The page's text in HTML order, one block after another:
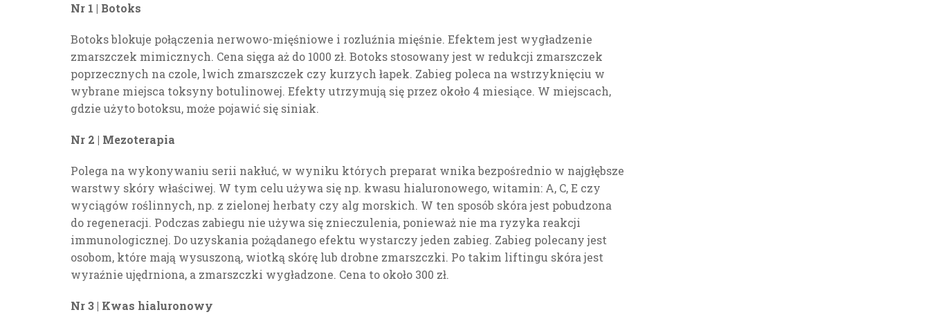
Nr 1 | Botoks
Botoks blokuje połączenia nerwowo-mięśniowe i rozluźnia mięśnie. Efektem jest wygładzenie
zmarszczek mimicznych. Cena sięga aż do 1000 zł. Botoks stosowany jest w redukcji zmarszczek
poprzecznych na czole, lwich zmarszczek czy kurzych łapek. Zabieg poleca na wstrzyknięciu w
wybrane miejsca toksyny botulinowej. Efekty utrzymują się przez około 4 miesiące. W miejscach,
gdzie użyto botoksu, może pojawić się siniak.
Nr 2 | Mezoterapia
Polega na wykonywaniu serii nakłuć, w wyniku których preparat wnika bezpośrednio w najgłębsze
warstwy skóry właściwej. W tym celu używa się np. kwasu hialuronowego, witamin: A, C, E czy
wyciągów roślinnych, np. z zielonej herbaty czy alg morskich. W ten sposób skóra jest pobudzona
do regeneracji. Podczas zabiegu nie używa się znieczulenia, ponieważ nie ma ryzyka reakcji
immunologicznej. Do uzyskania pożądanego efektu wystarczy jeden zabieg. Zabieg polecany jest
osobom, które mają wysuszoną, wiotką skórę lub drobne zmarszczki. Po takim liftingu skóra jest
wyraźnie ujędrniona, a zmarszczki wygładzone. Cena to około 300 zł.
Nr 3 | Kwas hialuronowy